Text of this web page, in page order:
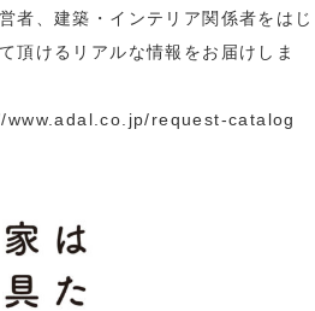
者、建築・インテリア関係者をはじ
頂けるリアルな情報をお届けしま
www.adal.co.jp/request-catalog